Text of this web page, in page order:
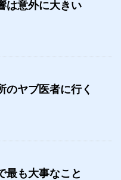
は意外に大きい
のヤブ医者に行く
最も大事なこと